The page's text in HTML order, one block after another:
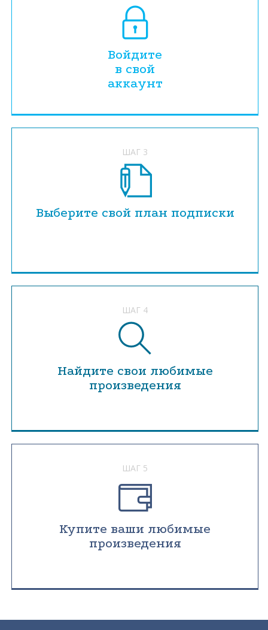
Войдите
в свой
аккаунт
ШАГ 3
Выберите свой план подписки
ШАГ 4
Найдите свои любимые
произведения
ШАГ 5
Купите ваши любимые
произведения